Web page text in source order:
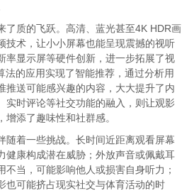
了质的飞跃。高清、蓝光甚至4K HDR画
技术，让小小屏幕也能呈现震撼的视听
率显示屏等硬件创新，进一步拓展了视
法的应用实现了智能推荐，通过分析用
推送可能感兴趣的内容，大大提升了内
实时评论等社交功能的融入，则让观影
添了趣味性和社群感。
随着一些挑战。长时间近距离观看屏幕
健康构成潜在威胁；外放声音或佩戴耳
不当，可能影响他人或损害自身听力；
也可能挤占现实社交与体育活动的时